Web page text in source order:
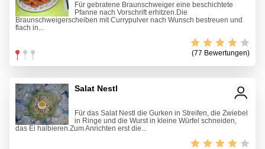
Für gebratene Braunschweiger eine beschichtete
Pfanne nach Vorschrift erhitzen.Die
Braunschweigerscheiben mit Currypulver nach Wunsch bestreuen und
flach in...
(77 Bewertungen)
Salat Nestl
Für das Salat Nestl die Gurken in Streifen, die Zwiebel
in Ringe und die Wurst in kleine Würfel schneiden,
das Ei halbieren.Zum Anrichten erst die...